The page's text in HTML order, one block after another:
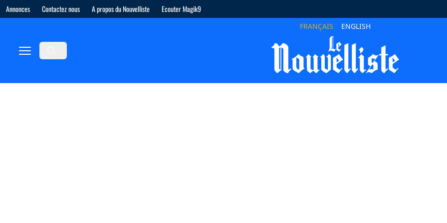
Annonces Contactez nous A propos du Nouvelliste Ecouter Magik9
FRANÇAIS ENGLISH